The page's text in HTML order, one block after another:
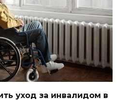
уход за инвалидом в